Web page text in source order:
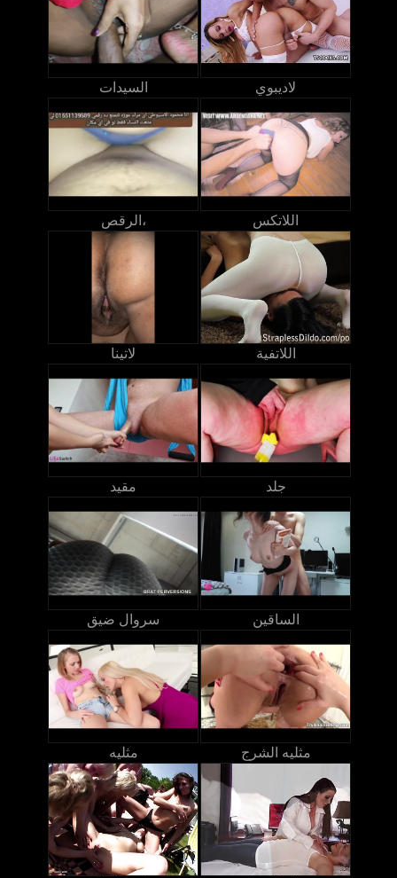
السيدات لاديبوي
الرقص، اللاتكس
لاتينا اللاتفية
مقيد جلد
سروال ضيق الساقين
مثليه مثليه الشرج